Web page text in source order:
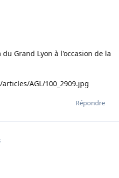
Grand Lyon à l'occasion de la
AGL/100_2909.jpg
Répondre